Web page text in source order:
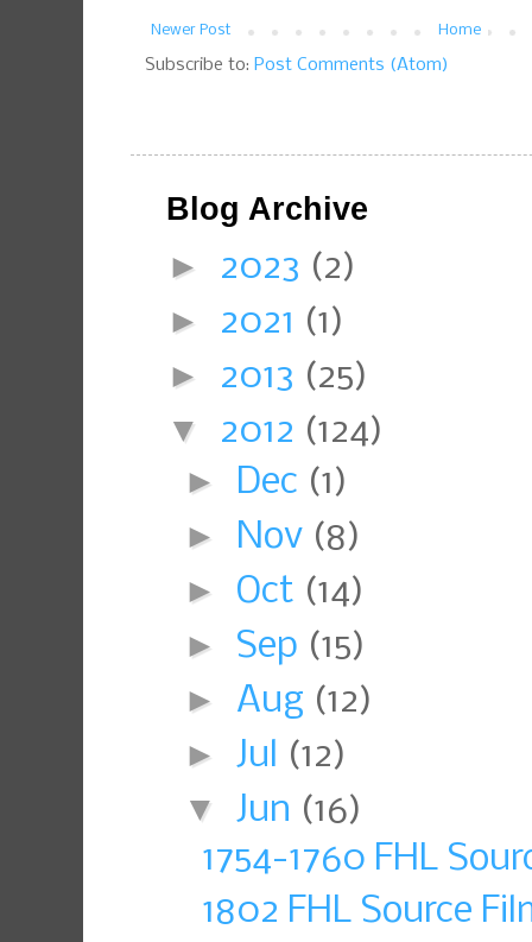
Newer Post Home
Subscribe to: Post Comments (Atom)
Blog Archive
► 2023 (2)
► 2021 (1)
► 2013 (25)
▼ 2012 (124)
► Dec (1)
► Nov (8)
► Oct (14)
► Sep (15)
► Aug (12)
► Jul (12)
▼ Jun (16)
1754-1760 FHL
1802 FHL Source